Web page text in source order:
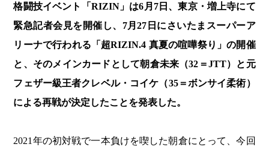
格闘技イベント「RIZIN」は6月7日、東京・増上寺にて
緊急記者会見を開催し、7月27日にさいたまスーパーア
リーナで行われる「超RIZIN.4 真夏の喧嘩祭り」の開催
と、そのメインカードとして朝倉未来（32＝JTT）と元
フェザー級王者クレベル・コイケ（35＝ボンサイ柔術）
による再戦が決定したことを発表した。
2021年の初対戦で一本負けを喫した朝倉にとって、今回